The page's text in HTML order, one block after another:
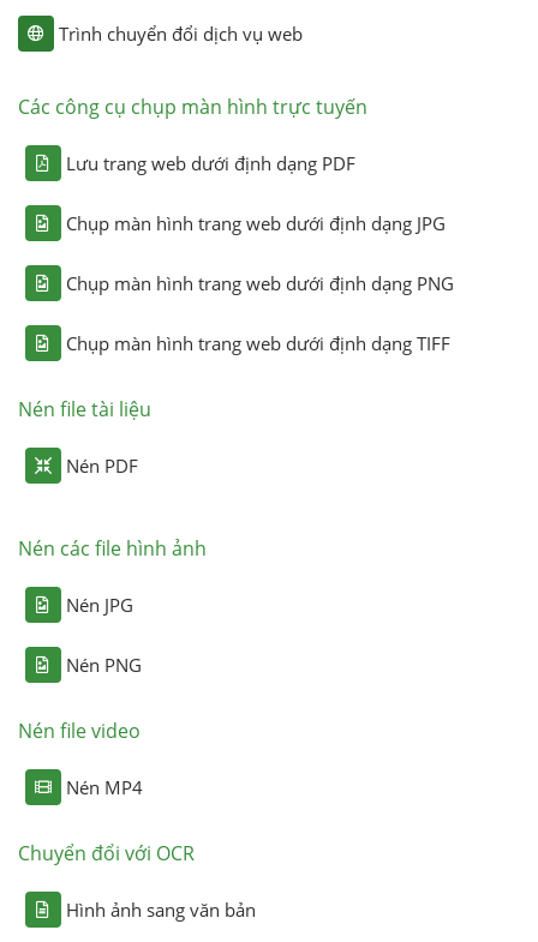
Trình chuyển đổi dịch vụ web
Các công cụ chụp màn hình trực tuyến
Lưu trang web dưới định dạng PDF
Chụp màn hình trang web dưới định dạng JPG
Chụp màn hình trang web dưới định dạng PNG
Chụp màn hình trang web dưới định dạng TIFF
Nén file tài liệu
Nén PDF
Nén các file hình ảnh
Nén JPG
Nén PNG
Nén file video
Nén MP4
Chuyển đổi với OCR
Hình ảnh sang văn bản